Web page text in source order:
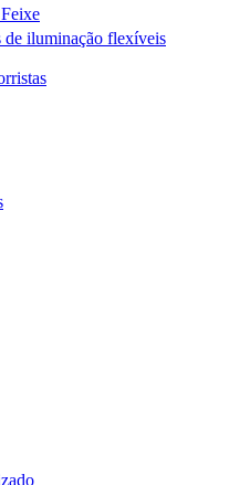
de iluminação flexíveis